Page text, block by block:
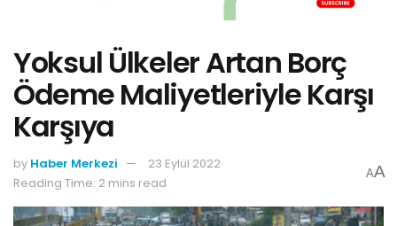
Yoksul Ülkeler Artan Borç
Ödeme Maliyetleriyle Karşı
Karşıya
by Haber Merkezi
23 Eylül 2022
Reading Time: 2 mins read
AA